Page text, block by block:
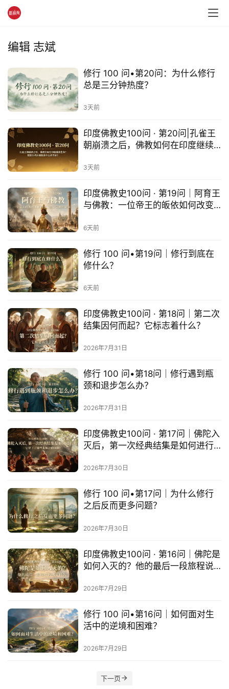
资
讯
八
点
音
高
僧
谈
心
菩
提
专
公
益
慈
善
佛
教
物
寺
院
礼
视
纪
录
佛
教
艺
术
编辑 志斌
修行 100 问•第20问：为什么修行
总是三分钟热度？
3天前
印度佛教史100问 · 第20问|孔雀王
朝崩溃之后，佛教如何在印度继续
的？
3天前
印度佛教史100问 · 第19问｜阿育王
与佛教：一位帝王的皈依如何改变
6天前
修行 100 问•第19问｜修行到底在
修什么？
6天前
印度佛教史100问 · 第18问｜第二次
结集因何而起？它标志着什么？
2026年7月31日
修行 100 问•第18问｜修行遇到瓶
颈和退步怎么办？
2026年7月31日
印度佛教史100问 · 第17问｜佛陀入
灭后，第一次经典结集是如何进行
2026年7月30日
修行 100 问•第17问｜为什么修行
之后反而更多问题？
2026年7月30日
印度佛教史100问 · 第16问｜佛陀是
如何入灭的？他的最后一段旅程说
2026年7月29日
修行 100 问•第16问｜如何面对生
活中的逆境和困难？
2026年7月29日
下一页